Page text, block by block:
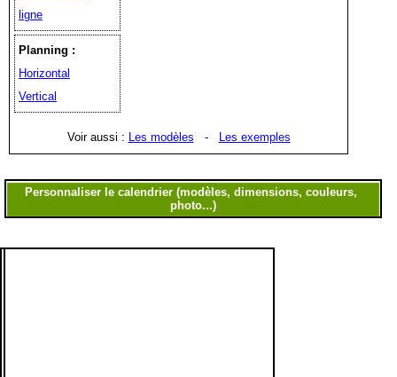
ligne
Planning :
Horizontal
Vertical
Voir aussi : Les modèles - Les exemples